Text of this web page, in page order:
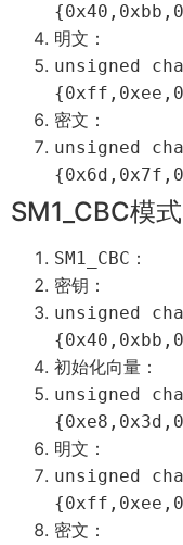
{0x40 , 0xbb ,
明文：
unsigned
{0xff , 0xee ,
密文：
unsigned
{0x6d , 0x7f ,
SM1_CBC模式
SM1_CBC ：
密钥：
unsigned
{0x40 , 0xbb ,
初始化向量：
unsigned
{0xe8 , 0x3d ,
明文：
unsigned
{0xff , 0xee ,
密文：